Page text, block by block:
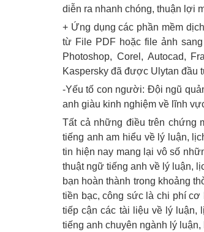
diễn ra nhanh chóng, thuận lợi
+ Ứng dụng các phần mềm
từ File PDF hoặc file ảnh
Photoshop, Corel, Autocad,
Kaspersky đã được Ulytan đầu
-Yếu tố con người: Đội ngũ
anh giàu kinh nghiệm về lĩnh
Tất cả những điều trên chứng
tiếng anh am hiểu về lý luận,
tin hiện nay mang lại vô số
thuật ngữ tiếng anh về lý luận,
bạn hoàn thành trong khoảng
tiền bạc, công sức là chi phí
tiếp cận các tài liệu về lý luận,
tiếng anh chuyên ngành lý